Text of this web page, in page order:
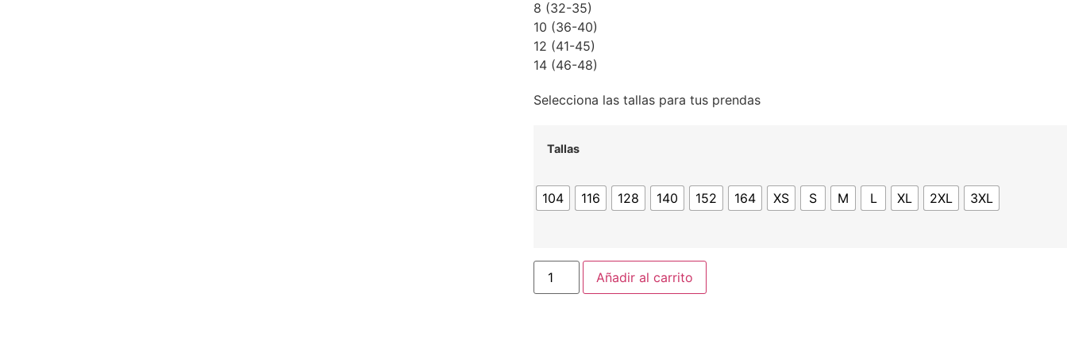
8 (32-35)
10 (36-40)
12 (41-45)
14 (46-48)
Selecciona las tallas para tus prendas
Tallas
104 116 128 140 152 164 XS S M L XL 2XL 3XL
Añadir al carrito